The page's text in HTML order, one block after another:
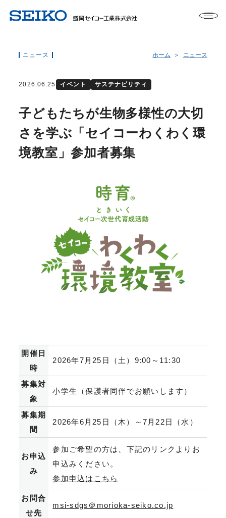
ニュース ホーム ニュース
2026.06.25 イベント サステナビリティ
子どもたちが生物多様性の大切
さを学ぶ「セイコーわくわく環
境教室」参加者募集
開催日
時
2026年7月25日（土）9:00～11:30
募集対
象
小学生（保護者同伴でお願いします）
募集期
間
2026年6月25日（木）～7月22日（水）
お申込
み
参加ご希望の方は、下記のリンクよりお
申込みください。
参加申込はこちら
お問合
せ先
msi-sdgs＠morioka-seiko.co.jp